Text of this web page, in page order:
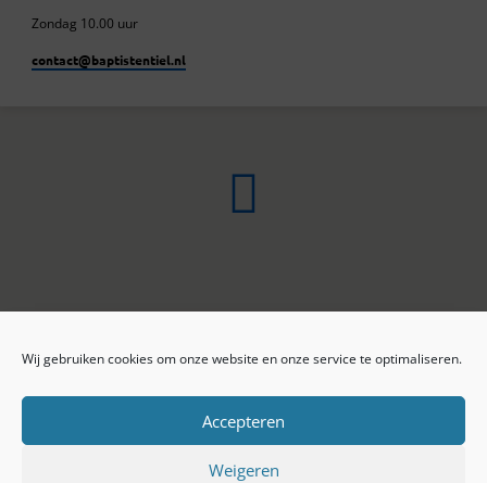
Wij gebruiken cookies om onze website en onze service te optimaliseren.
Accepteren
Weigeren
Zondag 10.00 uur
contact​@baptistentiel.nl
ONLINE ARCHIEF
Privacy beleid